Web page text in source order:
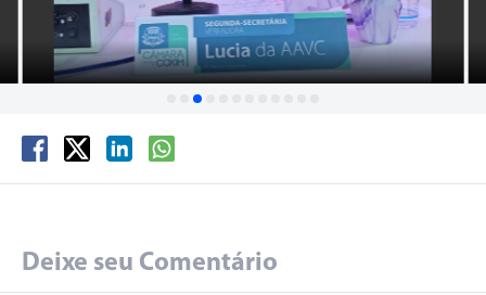
Deixe seu Comentário